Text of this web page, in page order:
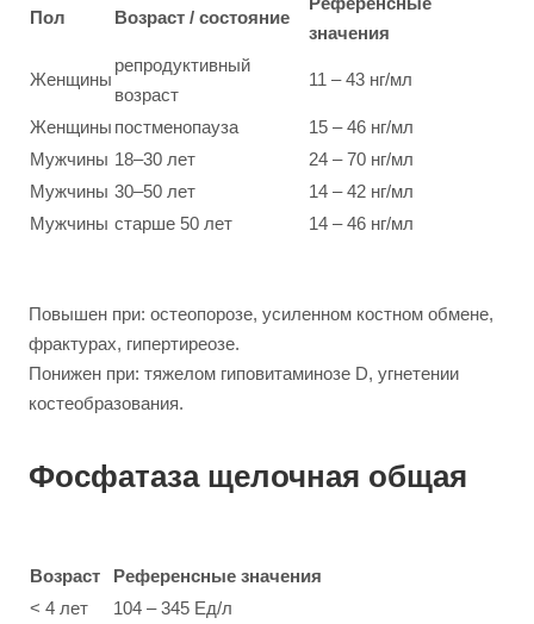
Пол Возраст / состояние
значения
Женщины
репродуктивный
возраст
11 – 43 нг/мл
Женщины постменопауза
15 – 46 нг/мл
Мужчины 18–30 лет
24 – 70 нг/мл
Мужчины 30–50 лет
14 – 42 нг/мл
Мужчины старше 50 лет 14 – 46 нг/мл
Повышен при: остеопорозе, усиленном костном обмене,
фрактурах, гипертиреозе.
Понижен при: тяжелом гиповитаминозе D, угнетении
костеобразования.
Фосфатаза щелочная общая
Возраст
Референсные значения
< 4 лет
104 – 345 Ед/л